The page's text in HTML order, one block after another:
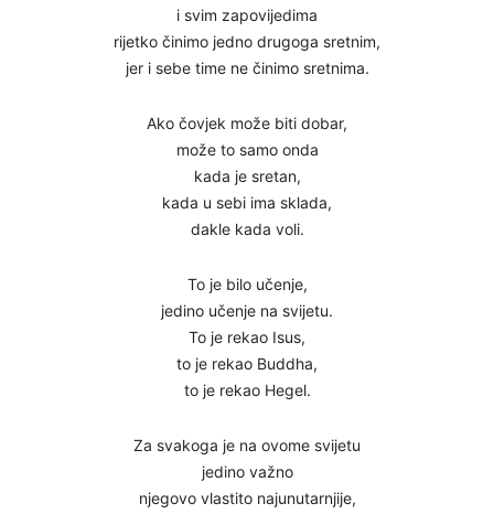
i svim zapovijedima
rijetko činimo jedno drugoga sretnim,
jer i sebe time ne činimo sretnima.
Ako čovjek može biti dobar,
može to samo onda
kada je sretan,
kada u sebi ima sklada,
dakle kada voli.
To je bilo učenje,
jedino učenje na svijetu.
To je rekao Isus,
to je rekao Buddha,
to je rekao Hegel.
Za svakoga je na ovome svijetu
jedino važno
njegovo vlastito najunutarnjije,